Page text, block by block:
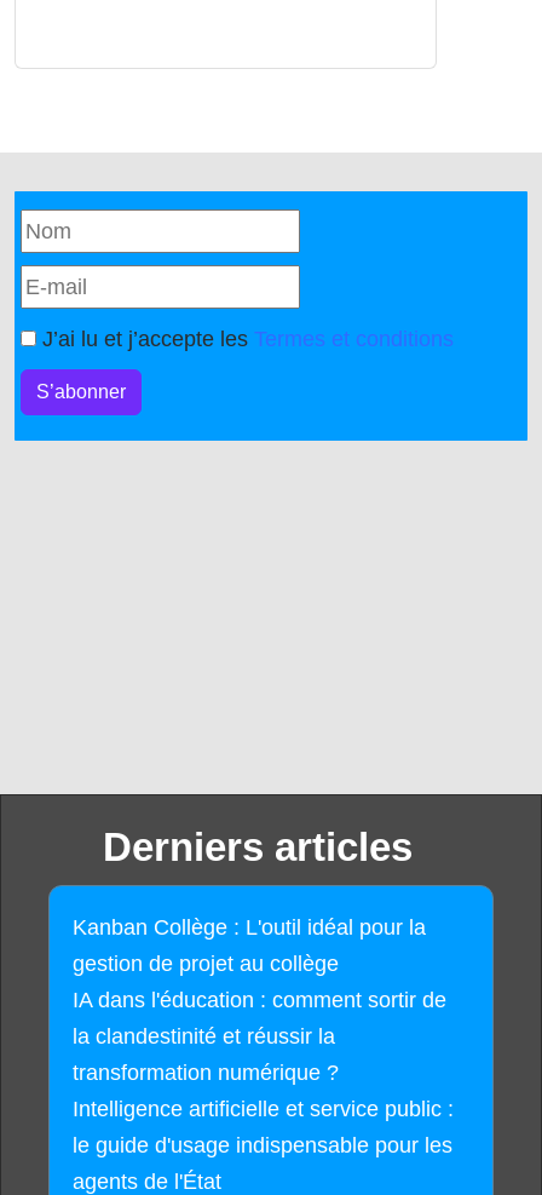
J’ai lu et j’accepte les Termes et conditions
S’abonner
Derniers articles
Kanban Collège : L'outil idéal pour la
gestion de projet au collège
IA dans l'éducation : comment sortir de
la clandestinité et réussir la
transformation numérique ?
Intelligence artificielle et service public :
le guide d'usage indispensable pour les
agents de l'État